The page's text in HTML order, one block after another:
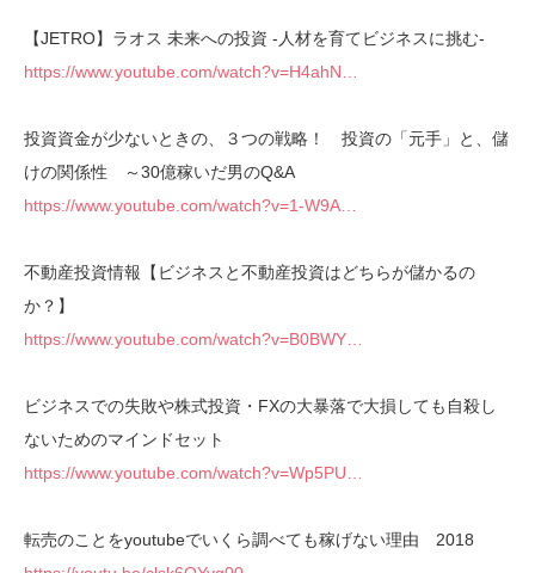
【JETRO】ラオス 未来への投資 ‐人材を育てビジネスに挑む‐
https://www.youtube.com/watch?v=H4ahN…
投資資金が少ないときの、３つの戦略！ 投資の「元手」と、儲
けの関係性 ～30億稼いだ男のQ&A
https://www.youtube.com/watch?v=1-W9A…
不動産投資情報【ビジネスと不動産投資はどちらが儲かるの
か？】
https://www.youtube.com/watch?v=B0BWY…
ビジネスでの失敗や株式投資・FXの大暴落で大損しても自殺し
ないためのマインドセット
https://www.youtube.com/watch?v=Wp5PU…
転売のことをyoutubeでいくら調べても稼げない理由 2018